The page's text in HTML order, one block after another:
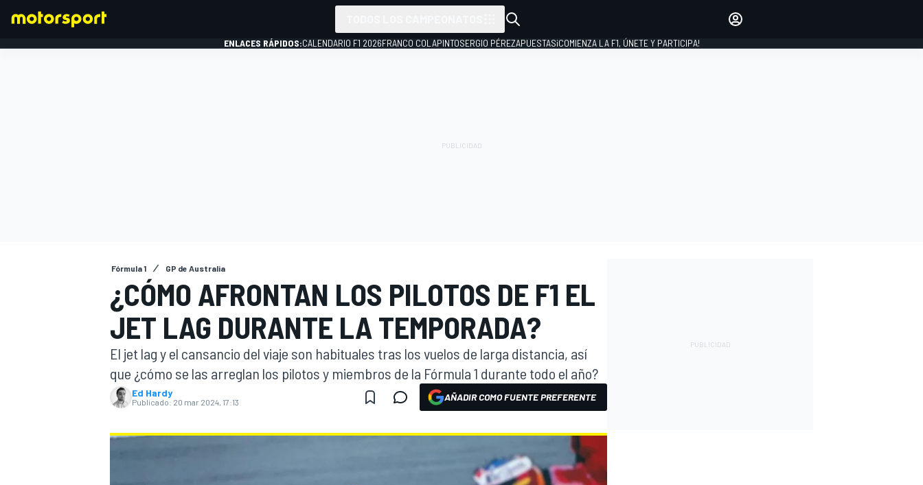
INDYCAR
INICIAR SESIÓN
ENLACES RÁPIDOS:CALENDARIO F1 2026FRANCO COLAPINTOSERGIO PÉREZAPUESTAS¡COMIENZA LA F1, ÚNETE Y PARTICIPA!
Fórmula 1 GP de Australia
¿CÓMO AFRONTAN LOS PILOTOS DE F1 EL
JET LAG DURANTE LA TEMPORADA?
El jet lag y el cansancio del viaje son habituales tras los vuelos de larga distancia, así
que ¿cómo se las arreglan los pilotos y miembros de la Fórmula 1 durante todo el año?
Ed Hardy
Publicado: 20 mar 2024, 17:13 AÑADIR COMO FUENTE PREFERENTE